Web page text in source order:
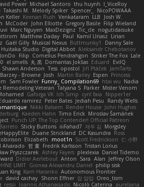
Power Michael Santoro thu huynh I_ViceRoy
Takashi M. Melody Spiker Spencer_
NicoPOWAAA
Keller Keenan Rush Venkataram LLB
Josh W.
McCoder John Elliotte Gregory Basile Filip Wieland
Marc Nguyen MaxDezignz Tic_cle nogutidaisuke
Matthew Daday Paul Kamil Uriasz Lirian
Gaël Gilly Musical Nexus Buttmunky1
Danny Sale
Huitaka Studio Digital Abbot Aleksandr Chebotariov
JonDo Filip Cornellus Pendrahgon Striker The Fox Lale
el smells 丸 黒 Domantas Jokšas Eduard
EvilQ
Shawn Anderson Tess opostol Jiří Ptáček JamTarts
- Browne Josh Martin Bailey Espen Princess
Sam Fowler Funny_ Compilation69 htai wu Nadia
Remodeling Veteran Talyana S Parker Mister Venom
Gaforga VK Ich Simp cyril faia
Nipper1er
ramirez Peter Bates Jediah Pesu
Randy Wells
Nikki Balsem Render House John Hughes
Kaeden Hahn Timo Erick Miroslav Šamánek
Punch UP: The Top Contender! Official Patreon
Sticky Buttons iiiFahad7 재우 김 Morgsley
Duane Strickland DC Kasundra Ross
Elizabeth moot1n Scott Fredrickson 仁 小野
Alvarado 哲 董 Fredrik Karlsson Tristan Lorius
Pryszczarek Ashley Fayers plexlexia Daniel Tidemo
Didier Aerlebout Anton Sara Alan Jeffrey Olson
LIMIT Gionea Alexandru Daniel philip sisk
King Karri Haranko Autonomous Frontier
david cachay Shonn Effner 얍 얍얍 Oreo_tism
ressii Ioannis Athanasiadis Nicolò Caterina aureliana